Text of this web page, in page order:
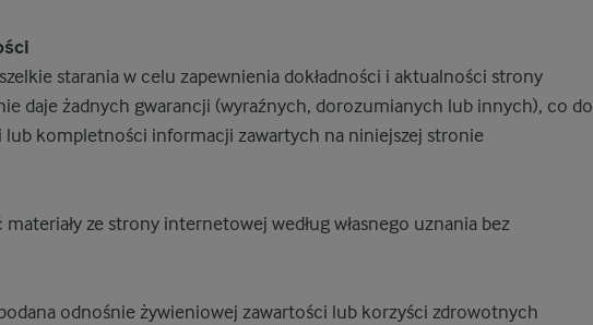
starania w celu zapewnienia dokładności i aktualności strony
daje żadnych gwarancji (wyraźnych, dorozumianych lub innych), co do
lub kompletności informacji zawartych na niniejszej stronie
ze strony internetowej według własnego uznania bez
odnośnie żywieniowej zawartości lub korzyści zdrowotnych